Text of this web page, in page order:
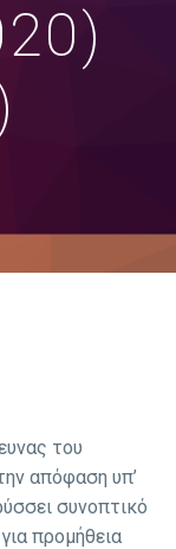
του
απόφαση υπ’
συνοπτικό
προμήθεια